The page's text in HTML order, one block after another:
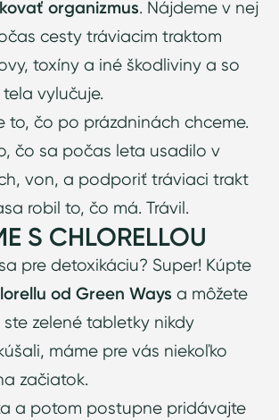
organizmus. Nájdeme v nej
cesty tráviacim traktom
toxíny a iné škodliviny a so
vylučuje.
to, čo po prázdninách chceme.
čo sa počas leta usadilo v
von, a podporiť tráviaci trakt
robil to, čo má. Trávil.
S CHLORELLOU
pre detoxikáciu? Super! Kúpte
od Green Ways a môžete
ste zelené tabletky nikdy
máme pre vás niekoľko
začiatok.
a potom postupne pridávajte